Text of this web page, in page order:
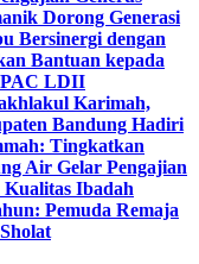
Dorong Generasi
Bersinergi dengan
Bantuan kepada
LDII
Karimah,
Bandung Hadiri
Tingkatkan
Air Gelar Pengajian
Ibadah
Pemuda Remaja